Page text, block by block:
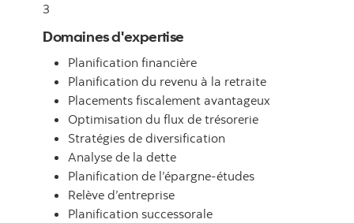
3
Domaines d'expertise
Planification financière
Planification du revenu à la retraite
Placements fiscalement avantageux
Optimisation du flux de trésorerie
Stratégies de diversification
Analyse de la dette
Planification de l’épargne-études
Relève d’entreprise
Planification successorale